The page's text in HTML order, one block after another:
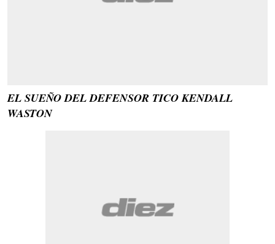
EL SUEÑO DEL DEFENSOR TICO KENDALL
WASTON